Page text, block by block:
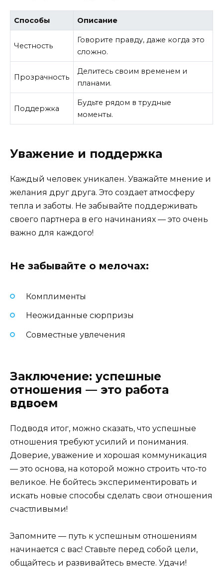
Способы Описание
Честность
Говорите правду, даже когда это
сложно.
Прозрачность
Делитесь своим временем и
планами.
Поддержка
Будьте рядом в трудные
моменты.
Уважение и поддержка
Каждый человек уникален. Уважайте мнение и
желания друг друга. Это создает атмосферу
тепла и заботы. Не забывайте поддерживать
своего партнера в его начинаниях — это очень
важно для каждого!
Не забывайте о мелочах:
Комплименты
Неожиданные сюрпризы
Совместные увлечения
Заключение: успешные
отношения — это работа
вдвоем
Подводя итог, можно сказать, что успешные
отношения требуют усилий и понимания.
Доверие, уважение и хорошая коммуникация
— это основа, на которой можно строить что-то
великое. Не бойтесь экспериментировать и
искать новые способы сделать свои отношения
счастливыми!
Запомните — путь к успешным отношениям
начинается с вас! Ставьте перед собой цели,
общайтесь и развивайтесь вместе. Удачи!